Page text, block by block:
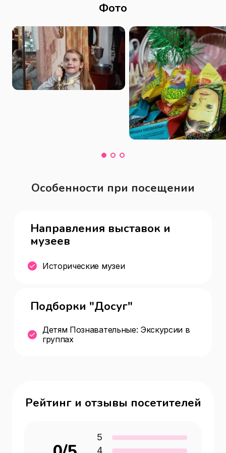
Фото
Особенности при посещении
Направления выставок и
музеев
Исторические музеи
Подборки "Досуг"
Детям Познавательные: Экскурсии в
группах
Рейтинг и отзывы посетителей
5
4